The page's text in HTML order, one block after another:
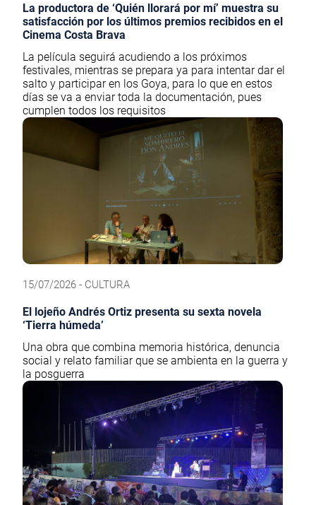
La productora de ‘Quién llorará por mí’ muestra su
satisfacción por los últimos premios recibidos en el
Cinema Costa Brava
La película seguirá acudiendo a los próximos
festivales, mientras se prepara ya para intentar dar el
salto y participar en los Goya, para lo que en estos
días se va a enviar toda la documentación, pues
cumplen todos los requisitos
15/07/2026 - CULTURA
El lojeño Andrés Ortiz presenta su sexta novela
‘Tierra húmeda’
Una obra que combina memoria histórica, denuncia
social y relato familiar que se ambienta en la guerra y
la posguerra